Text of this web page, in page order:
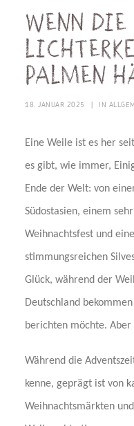
Wenn die
Palmen
18. JANUAR 2025 IN
Eine Weile ist es her
es gibt, wie immer,
Ende der Welt: von
Südostasien, einem
Weihnachtsfest und
stimmungsreichen
Glück, während der
Deutschland
berichten möchte.
Während die
kenne, geprägt ist von
Weihnachtsmärkten